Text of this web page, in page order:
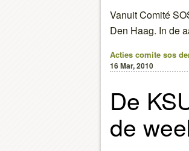
Vanuit Comité
Den Haag. In de
Acties comite sos
16 Mar, 2010
De
de